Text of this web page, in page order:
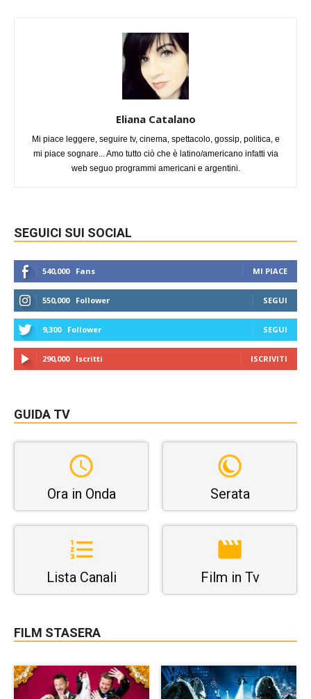
Eliana Catalano
Mi piace leggere, seguire tv, cinema, spettacolo, gossip, politica, e
mi piace sognare... Amo tutto ciò che è latino/americano infatti via
web seguo programmi americani e argentini.
SEGUICI SUI SOCIAL
540,000 Fans MI PIACE
550,000 Follower SEGUI
9,300 Follower SEGUI
290,000 Iscritti ISCRIVITI
GUIDA TV
Ora in Onda Serata
Lista Canali Film in Tv
FILM STASERA